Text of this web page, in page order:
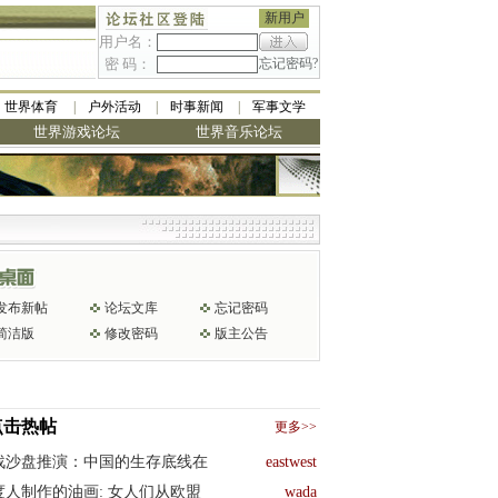
新用户
用户名：
密 码：
忘记密码?
世界体育 户外活动 时事新闻 军事文学
世界游戏论坛 世界音乐论坛
布新帖 论坛文库
忘记密码
洁版
修改密码 版主公告
热帖 更多>>
沙盘推演：中国的生存底线在
eastwest
人制作的油画: 女人们从欧盟
wada